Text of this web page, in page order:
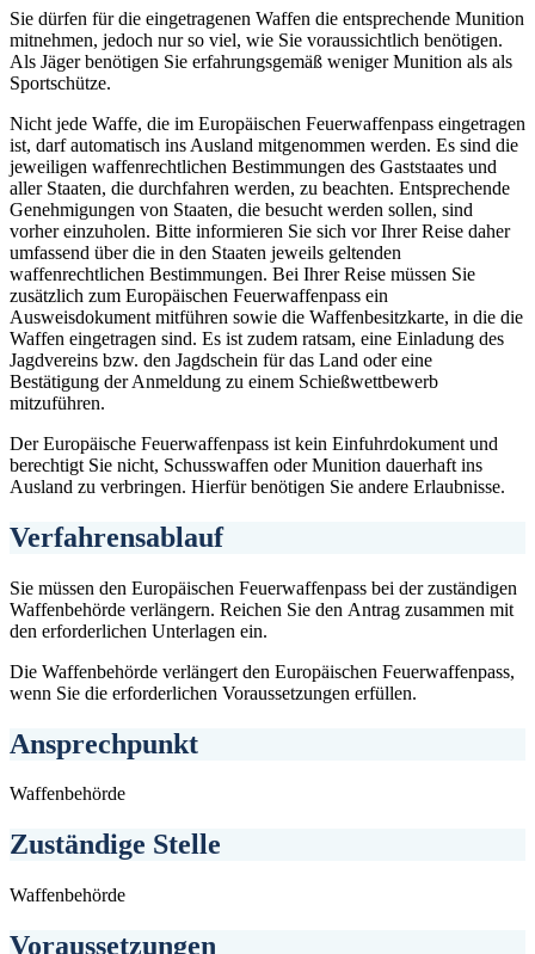
Sie dürfen für die eingetragenen Waffen die entsprechende Munition
mitnehmen, jedoch nur so viel, wie Sie voraussichtlich benötigen.
Als Jäger benötigen Sie erfahrungsgemäß weniger Munition als als
Sportschütze.
Nicht jede Waffe, die im Europäischen Feuerwaffenpass eingetragen
ist, darf automatisch ins Ausland mitgenommen werden. Es sind die
jeweiligen waffenrechtlichen Bestimmungen des Gaststaates und
aller Staaten, die durchfahren werden, zu beachten. Entsprechende
Genehmigungen von Staaten, die besucht werden sollen, sind
vorher einzuholen. Bitte informieren Sie sich vor Ihrer Reise daher
umfassend über die in den Staaten jeweils geltenden
waffenrechtlichen Bestimmungen. Bei Ihrer Reise müssen Sie
zusätzlich zum Europäischen Feuerwaffenpass ein
Ausweisdokument mitführen sowie die Waffenbesitzkarte, in die die
Waffen eingetragen sind. Es ist zudem ratsam, eine Einladung des
Jagdvereins bzw. den Jagdschein für das Land oder eine
Bestätigung der Anmeldung zu einem Schießwettbewerb
mitzuführen.
Der Europäische Feuerwaffenpass ist kein Einfuhrdokument und
berechtigt Sie nicht, Schusswaffen oder Munition dauerhaft ins
Ausland zu verbringen. Hierfür benötigen Sie andere Erlaubnisse.
Verfahrensablauf
Sie müssen den Europäischen Feuerwaffenpass bei der zuständigen
Waffenbehörde verlängern. Reichen Sie den Antrag zusammen mit
den erforderlichen Unterlagen ein.
Die Waffenbehörde verlängert den Europäischen Feuerwaffenpass,
wenn Sie die erforderlichen Voraussetzungen erfüllen.
Ansprechpunkt
Waffenbehörde
Zuständige Stelle
Waffenbehörde
Voraussetzungen